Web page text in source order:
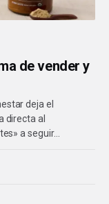
de vender y
deja el
directa al
a seguir…